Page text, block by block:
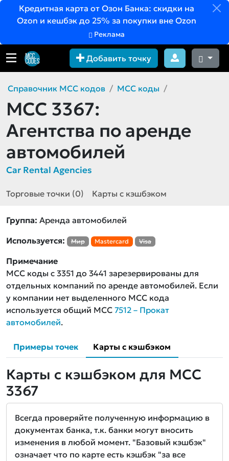
Кредитная карта от Озон Банка: скидки на
Ozon и кешбэк до 25% за покупки вне Ozon
Реклама
Добавить точку
Справочник MCC кодов MCC коды
MCC 3367:
Агентства по аренде
автомобилей
Car Rental Agencies
Торговые точки (0) Карты с кэшбэком
Группа: Аренда автомобилей
Используется:
Мир Mastercard Visa
Примечание
MCC коды с 3351 до 3441 зарезервированы для
отдельных компаний по аренде автомобилей. Если
у компании нет выделенного MCC кода
используется общий MCC 7512 – Прокат
автомобилей.
Примеры точек Карты с кэшбэком
Карты с кэшбэком для MCC
3367
Всегда проверяйте полученную информацию в
документах банка, т.к. банки могут вносить
изменения в любой момент. "Базовый кэшбэк"
означает что по карте есть кэшбэк "за все